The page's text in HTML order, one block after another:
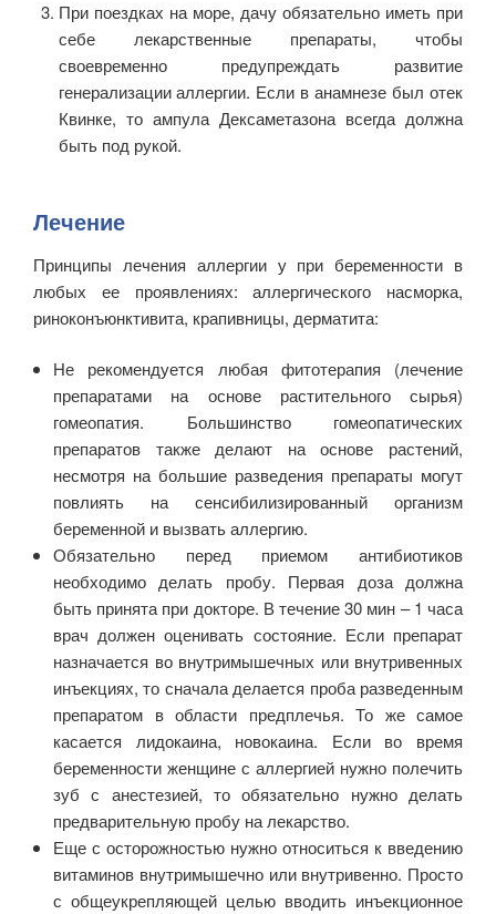
При поездках на море, дачу обязательно иметь при
себе лекарственные препараты, чтобы
своевременно предупреждать развитие
генерализации аллергии. Если в анамнезе был отек
Квинке, то ампула Дексаметазона всегда должна
быть под рукой.
Лечение
Принципы лечения аллергии у при беременности в
любых ее проявлениях: аллергического насморка,
риноконъюнктивита, крапивницы, дерматита:
Не рекомендуется любая фитотерапия (лечение
препаратами на основе растительного сырья)
гомеопатия. Большинство гомеопатических
препаратов также делают на основе растений,
несмотря на большие разведения препараты могут
повлиять на сенсибилизированный организм
беременной и вызвать аллергию.
Обязательно перед приемом антибиотиков
необходимо делать пробу. Первая доза должна
быть принята при докторе. В течение 30 мин – 1 часа
врач должен оценивать состояние. Если препарат
назначается во внутримышечных или внутривенных
инъекциях, то сначала делается проба разведенным
препаратом в области предплечья. То же самое
касается лидокаина, новокаина. Если во время
беременности женщине с аллергией нужно полечить
зуб с анестезией, то обязательно нужно делать
предварительную пробу на лекарство.
Еще с осторожностью нужно относиться к введению
витаминов внутримышечно или внутривенно. Просто
с общеукрепляющей целью вводить инъекционное